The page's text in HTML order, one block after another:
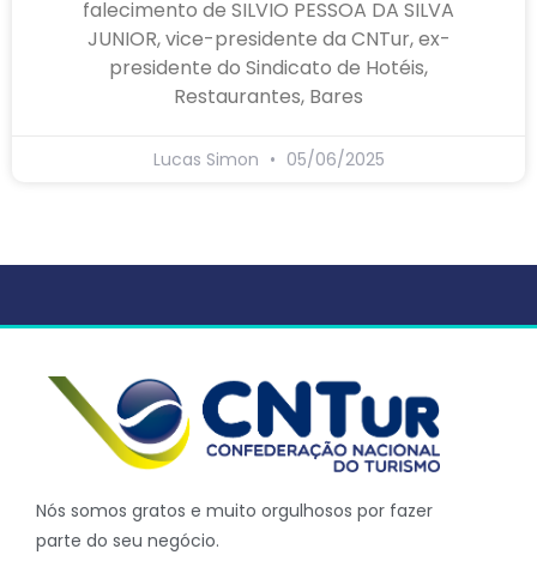
falecimento de SILVIO PESSOA DA SILVA
JUNIOR, vice-presidente da CNTur, ex-
presidente do Sindicato de Hotéis,
Restaurantes, Bares
Lucas Simon 05/06/2025
Nós somos gratos e muito orgulhosos por fazer
parte do seu negócio.